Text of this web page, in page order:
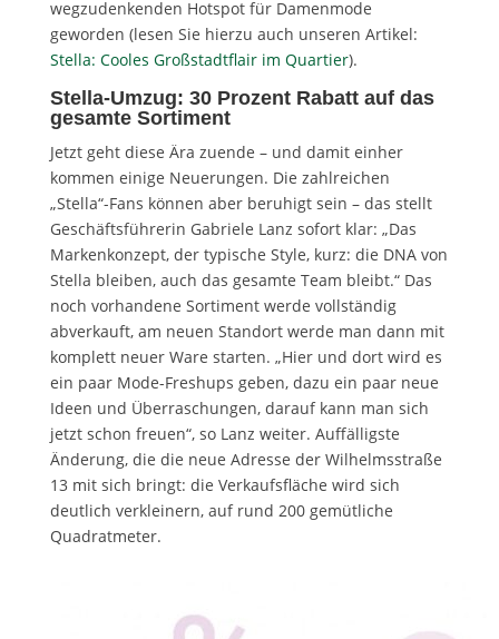
wegzudenkenden Hotspot für Damenmode
geworden (lesen Sie hierzu auch unseren Artikel:
Stella: Cooles Großstadtflair im Quartier).
Stella-Umzug: 30 Prozent Rabatt auf das
gesamte Sortiment
Jetzt geht diese Ära zuende – und damit einher
kommen einige Neuerungen. Die zahlreichen
„Stella“-Fans können aber beruhigt sein – das stellt
Geschäftsführerin Gabriele Lanz sofort klar: „Das
Markenkonzept, der typische Style, kurz: die DNA von
Stella bleiben, auch das gesamte Team bleibt.“ Das
noch vorhandene Sortiment werde vollständig
abverkauft, am neuen Standort werde man dann mit
komplett neuer Ware starten. „Hier und dort wird es
ein paar Mode-Freshups geben, dazu ein paar neue
Ideen und Überraschungen, darauf kann man sich
jetzt schon freuen“, so Lanz weiter. Auffälligste
Änderung, die die neue Adresse der Wilhelmsstraße
13 mit sich bringt: die Verkaufsfläche wird sich
deutlich verkleinern, auf rund 200 gemütliche
Quadratmeter.